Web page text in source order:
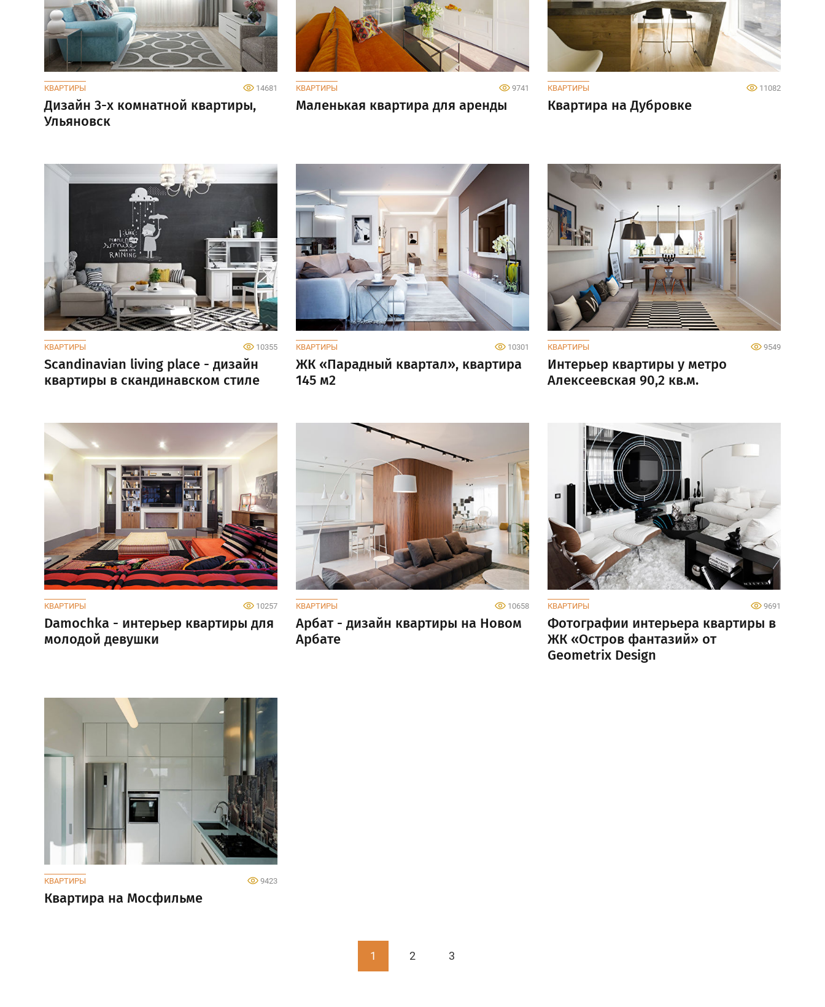
КВАРТИРЫ 14681
Дизайн 3-х комнатной квартиры,
Ульяновск
КВАРТИРЫ 9741
Маленькая квартира для аренды
КВАРТИРЫ 11082
Квартира на Дубровке
КВАРТИРЫ 10355
Scandinavian living place - дизайн
квартиры в скандинавском стиле
КВАРТИРЫ 10301
ЖК «Парадный квартал», квартира
145 м2
КВАРТИРЫ 9549
Интерьер квартиры у метро
Алексеевская 90,2 кв.м.
КВАРТИРЫ 10257
Damochka - интерьер квартиры для
молодой девушки
КВАРТИРЫ 10658
Арбат - дизайн квартиры на Новом
Арбате
КВАРТИРЫ 9691
Фотографии интерьера квартиры в
ЖК «Остров фантазий» от
Geometrix Design
КВАРТИРЫ 9423
Квартира на Мосфильме
1 2 3